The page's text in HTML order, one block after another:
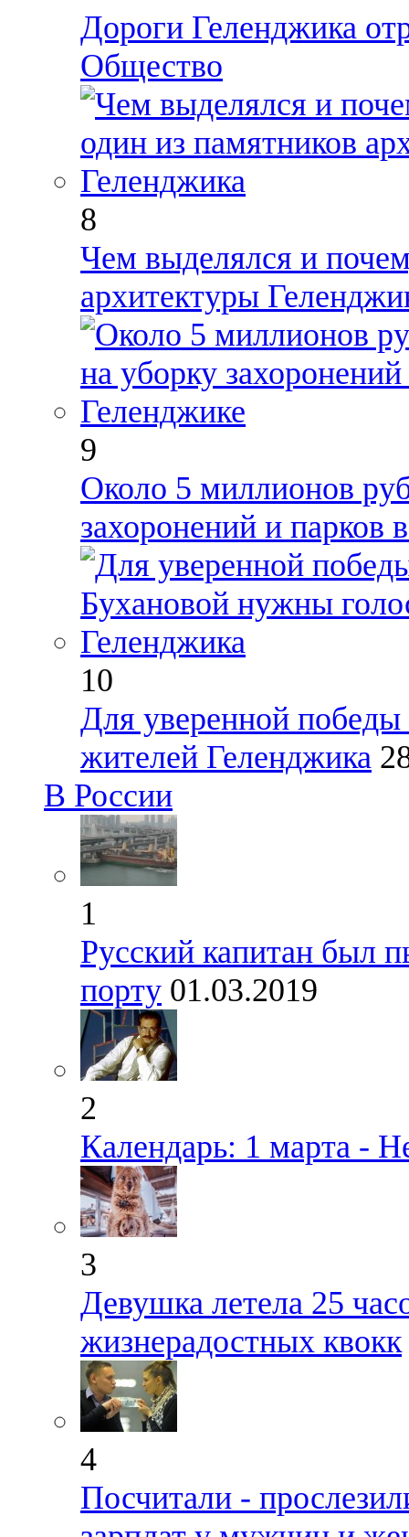
Дороги Геленджика
Общество
8
Чем выделялся и
архитектуры
9
Около 5 миллионов
захоронений и парков
10
Для уверенной
жителей Геленджика
В России
1
Русский капитан был
порту 01.03.2019
2
Календарь: 1 марта -
3
Девушка летела 25
жизнерадостных квокк
4
Посчитали -